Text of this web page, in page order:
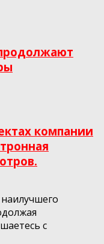
компании
с